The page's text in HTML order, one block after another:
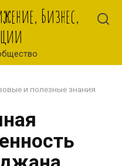
Бизнес,
и полезные знания